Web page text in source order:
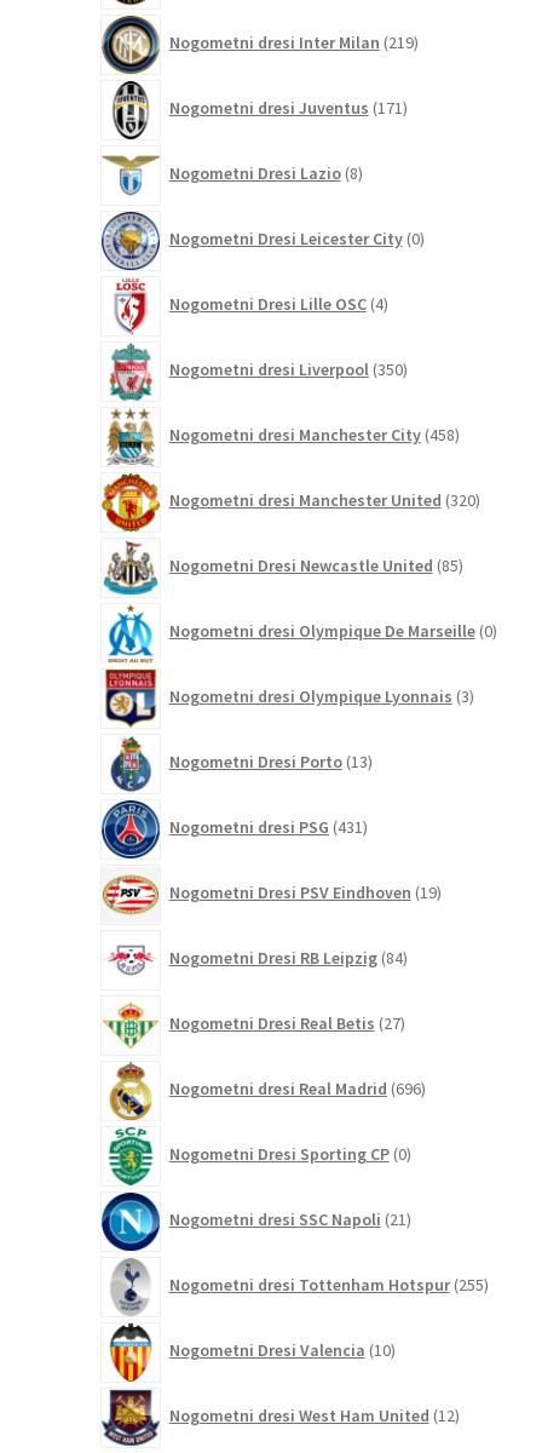
Nogometni dresi Inter Milan 219izdelkov
Nogometni dresi Juventus 171izdelkov
Nogometni Dresi Lazio 8izdelkov
Nogometni Dresi Leicester City 0izdelkov
Nogometni Dresi Lille OSC 4izdelki
Nogometni dresi Liverpool 350izdelkov
Nogometni dresi Manchester City 458izdelkov
Nogometni dresi Manchester United 320izdelkov
Nogometni Dresi Newcastle United 85izdelkov
Nogometni dresi Olympique De Marseille 0
Nogometni dresi Olympique Lyonnais 3izdelki
Nogometni Dresi Porto 13izdelkov
Nogometni dresi PSG 431izdelkov
Nogometni Dresi PSV Eindhoven 19izdelkov
Nogometni Dresi RB Leipzig 84izdelkov
Nogometni Dresi Real Betis 27izdelkov
Nogometni dresi Real Madrid 696izdelkov
Nogometni Dresi Sporting CP 0izdelkov
Nogometni dresi SSC Napoli 21izdelkov
Nogometni dresi Tottenham Hotspur 255
Nogometni Dresi Valencia 10izdelkov
Nogometni dresi West Ham United 12izdelkov